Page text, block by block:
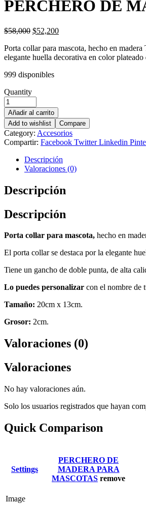
PERCHERO DE
$58,000 $52,200
Porta collar para mascota, hecho en
elegante huella decorativa en color plateado
999 disponibles
Quantity
Añadir al carrito
Add to wishlist
Compare
Category: Accesorios
Compartir: Facebook Twitter Linkedin
Descripción
Valoraciones (0)
Descripción
Descripción
Porta collar para mascota, hecho en
El porta collar se destaca por la elegante
Tiene un gancho de doble punta, de alta
Lo puedes personalizar con el nombre de
Tamaño: 20cm x 13cm.
Grosor: 2cm.
Valoraciones (0)
Valoraciones
No hay valoraciones aún.
Solo los usuarios registrados que hayan
Quick Comparison
Settings
PERCHERO DE
MADERA PARA
MASCOTAS remove
Image